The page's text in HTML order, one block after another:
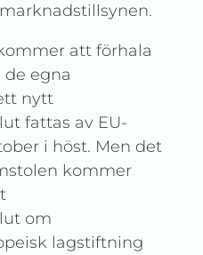
att förhala
egna
nytt
fattas av EU-
i höst. Men det
kommer
om
lagstiftning